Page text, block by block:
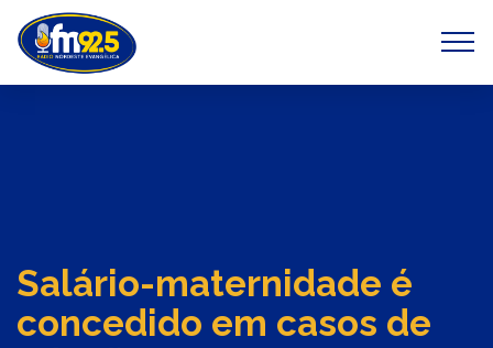
Previous Next
Salário-maternidade é
concedido em casos de